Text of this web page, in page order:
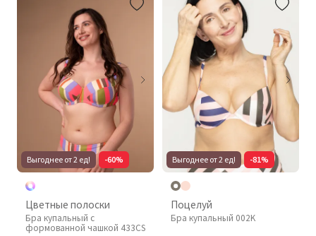
Выгоднее от 2 ед! -60%
Цветные полоски
Бра купальный с
формованной чашкой 433CS
Выгоднее от 2 ед! -81%
Поцелуй
Бра купальный 002K